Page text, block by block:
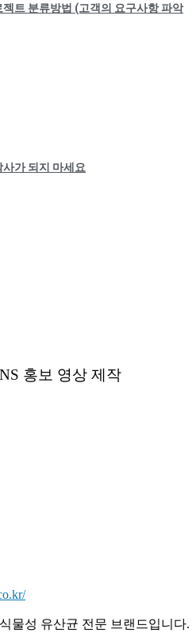
젝트 분류방법 (고객의 요구사항 파악
가 되지 마세요
홍보 영상 제작
물성 유산균 전문 브랜드입니다.